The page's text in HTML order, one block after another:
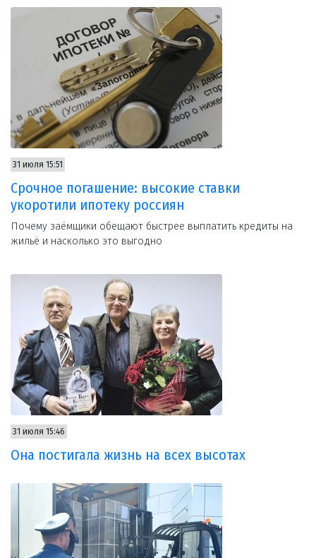
31 июля 15:51
Срочное погашение: высокие ставки
укоротили ипотеку россиян
Почему заёмщики обещают быстрее выплатить кредиты на
жильё и насколько это выгодно
31 июля 15:46
Она постигала жизнь на всех высотах